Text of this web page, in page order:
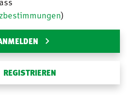
)
REGISTRIEREN